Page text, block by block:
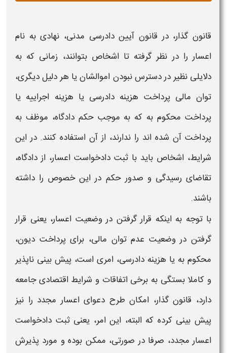
قانون گذار، در قانون آیین دادرسی مدنی، نهادی به نام
اعساررا در نظر گرفته تا اشخاص بتوانند، زمانی که به
دلایلی نظیر در دسترس نبودن اموالشان یا هر دلیل دیگری،
توان مالی پرداخت هزینه دادرسی یا هزینه اجراییه یا
پرداخت محکوم به که به موجب حکم دادگاه، موظف به
پرداخت آن شده اند را ندارند، از آن استفاده کنند. در این
شرایط، اشخاص باید با ثبت دادخواست اعسار، از دادگاه،
تقاضای رسیدگی و صدور حکم در این خصوص را داشته
باشند.
با توجه به اینکه قرار گرفتن در وضعیت اعسار،یعنی قرار
گرفتن در وضعیت عدم توان مالی، برای پرداخت دیون،
محکوم به یا هزینه دادرسی، امری است، پیش بینی ناپذیر
و کاملا بستگی به برخی اتفاقات و شرایط اقتصادی جامعه
دارد، قانون گذار، امکان طرح دعوای اعسار مجدد را نیز
پیش بینی کرده که البته، این امر، یعنی ثبت دادخواست
اعسار مجدد، صرفا در صورتی، ممکن بوده و مورد پذیرش